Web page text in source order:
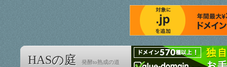
HASの庭 発酵to熟成の道